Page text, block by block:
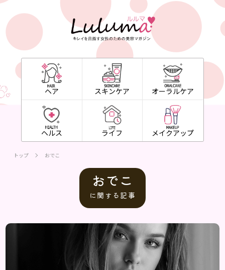
ヘア スキンケア オーラルケア
ヘルス ライフ メイクアップ
トップ おでこ
おでこ
に関する記事